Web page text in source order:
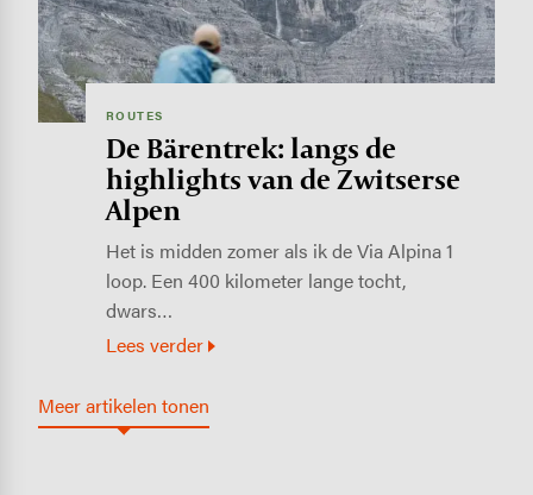
ROUTES
De Bärentrek: langs de
highlights van de Zwitserse
Alpen
Het is midden zomer als ik de Via Alpina 1
loop. Een 400 kilometer lange tocht,
dwars…
Lees verder
Meer artikelen tonen